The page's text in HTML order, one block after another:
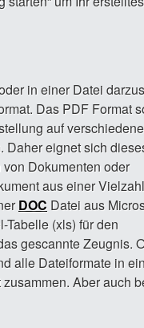
in einer Datei
Das PDF Format
auf
Daher eignet sich
Dokumenten oder
aus einer
DOC Datei aus
Tabelle (xls) für den
gescannte Zeugnis.
alle Dateiformate in
Aber auch